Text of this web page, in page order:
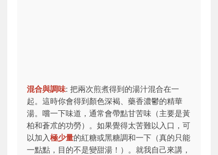
混合與調味: 把兩次煎煮得到的湯汁混合在一
起。這時你會得到顏色深褐、藥香濃鬱的精華
湯。嚐一下味道，通常會帶點甘苦味（主要是黃
柏和蒼朮的功勞）。如果覺得太苦難以入口，可
以加入極少量的紅糖或黑糖調和一下（真的只能
一點點，目的不是變甜湯！）。就我自己來講，